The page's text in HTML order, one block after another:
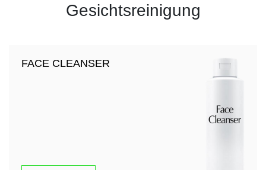
Gesichtsreinigung
FACE CLEANSER